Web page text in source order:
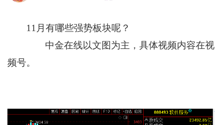
11月有哪些强势板块呢？
中金在线以文图为主，具体视频内容在视
频号。